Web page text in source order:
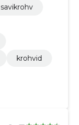
savikrohv
krohvid